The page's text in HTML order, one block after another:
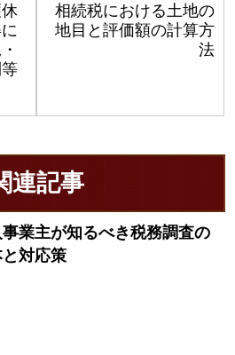
相続税における土地の
地目と評価額の計算方
法
連記事
業主が知るべき税務調査の
対応策